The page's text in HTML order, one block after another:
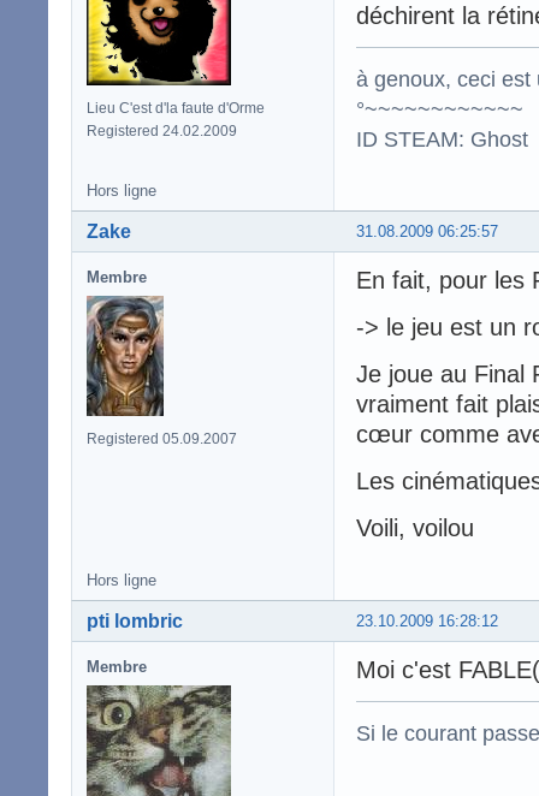
Lieu C'est d'la faute d'Orme
Registered 24.02.2009
déchirent la
à genoux, ceci est
°~~~~~~~~~~~~
ID STEAM: Ghost
Hors ligne
31.08.2009 06:25:57
Zake
Membre
Registered 05.09.2007
En fait, pour les
-> le jeu est un
Je joue au Final
vraiment fait
cœur comme
Les
Voili, voilou
Hors ligne
23.10.2009 16:28:12
pti lombric
Membre Moi c'est
Si le courant